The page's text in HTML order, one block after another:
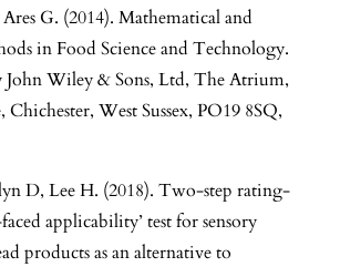
G. (2014). Mathematical and
in Food Science and Technology.
Wiley & Sons, Ltd, The Atrium,
Chichester, West Sussex, PO19 8SQ,
D, Lee H. (2018). Two-step rating-
applicability’ test for sensory
products as an alternative to